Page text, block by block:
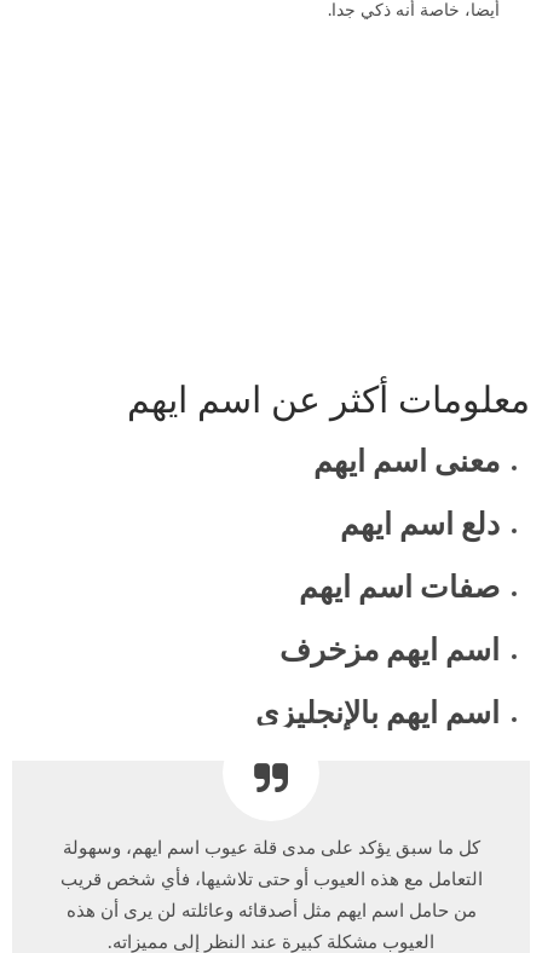
أيضا، خاصة أنه ذكي جدا.
معلومات أكثر عن اسم ايهم
معنى اسم ايهم
دلع اسم ايهم
صفات اسم ايهم
اسم ايهم مزخرف
اسم ايهم بالإنجليزي
كل ما سبق يؤكد على مدى قلة عيوب اسم ايهم، وسهولة
التعامل مع هذه العيوب أو حتى تلاشيها، فأي شخص قريب
من حامل اسم ايهم مثل أصدقائه وعائلته لن يرى أن هذه
العيوب مشكلة كبيرة عند النظر إلى مميزاته.